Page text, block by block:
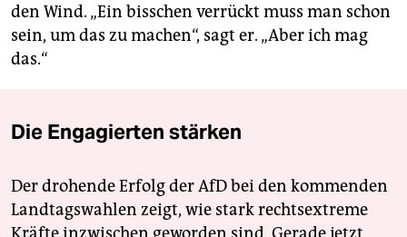
den Wind. „Ein bisschen verrückt muss man schon
sein, um das zu machen“, sagt er. „Aber ich mag
das.“
Die Engagierten stärken
Der drohende Erfolg der AfD bei den kommenden
Landtagswahlen zeigt, wie stark rechtsextreme